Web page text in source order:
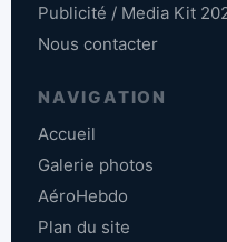
Publicité / Media Kit
Nous contacter
NAVIGATION
Accueil
Galerie photos
AéroHebdo
Plan du site